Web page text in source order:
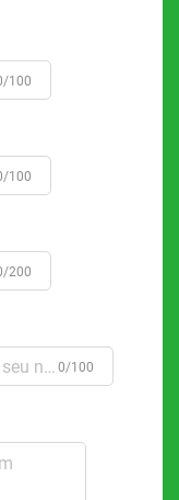
100
100
200
0/100